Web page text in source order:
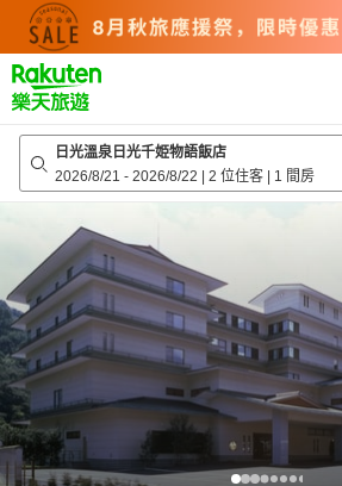
top
page
日光溫泉日光千姫物語飯店
2026/8/21 - 2026/8/22 | 2 位住客 | 1 間房